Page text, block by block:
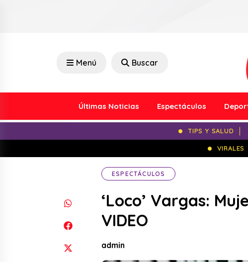
Menú Buscar
Últimas Noticias Espectáculos
TIPS Y SALUD
VIRALES
ESPECTÁCULOS
‘Loco’ Vargas:
VIDEO
admin